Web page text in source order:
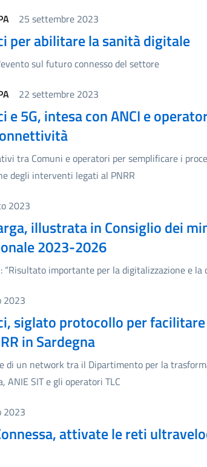
25 settembre 2023
per abilitare la sanità digitale
sul futuro connesso del settore
22 settembre 2023
e 5G, intesa con ANCI e
tra Comuni e operatori per semplificare i
degli interventi legati al PNRR
2023
illustrata in Consiglio dei
2023-2026
importante per la digitalizzazione e la
2023
siglato protocollo per
in Sardegna
di un network tra il Dipartimento per la
ANIE SIT e gli operatori TLC
2023
attivate le reti